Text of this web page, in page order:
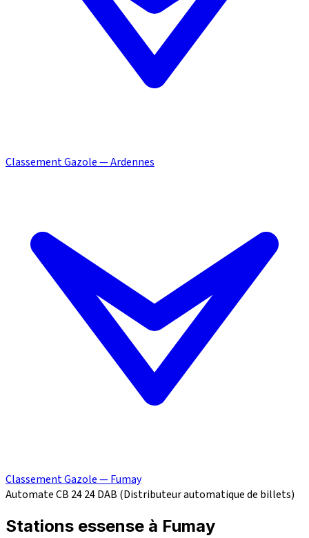
Classement Gazole — Ardennes
Classement Gazole — Fumay
Automate CB 2424DAB (Distributeur automatique de billets)
Stations essense à Fumay